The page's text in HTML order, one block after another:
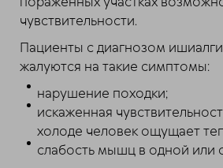
чувствительности.
Пациенты с диагнозом
жалуются на такие симптомы:
нарушение походки;
искаженная
холоде человек ощущает
слабость мышц в одной или